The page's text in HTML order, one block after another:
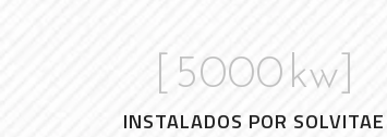
5000 kw]
INSTALADOS POR SOLVITAE